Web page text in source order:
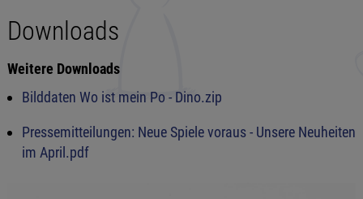
Downloads
Weitere Downloads
Bilddaten Wo ist mein Po - Dino.zip
Pressemitteilungen: Neue Spiele voraus - Unsere Neuheiten
im April.pdf